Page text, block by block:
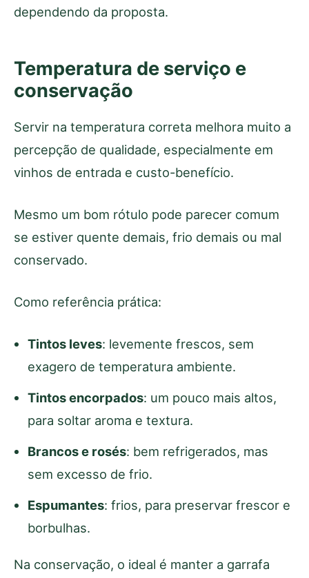
dependendo da proposta.
Temperatura de serviço e
conservação
Servir na temperatura correta melhora muito a
percepção de qualidade, especialmente em
vinhos de entrada e custo-benefício.
Mesmo um bom rótulo pode parecer comum
se estiver quente demais, frio demais ou mal
conservado.
Como referência prática:
Tintos leves: levemente frescos, sem
exagero de temperatura ambiente.
Tintos encorpados: um pouco mais altos,
para soltar aroma e textura.
Brancos e rosés: bem refrigerados, mas
sem excesso de frio.
Espumantes: frios, para preservar frescor e
borbulhas.
Na conservação, o ideal é manter a garrafa